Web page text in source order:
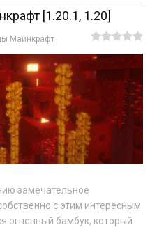
[1.20.1, 1.20]
Майнкрафт
замечательное
с этим интересным
огненный бамбук, который